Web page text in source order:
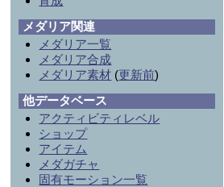
メダリア関連
メダリア一覧
メダリア合成
メダリア素材 (更新前)
他データベース
アクティビティレベル
ショップ
アイテム
メダガチャ
固有モーション一覧